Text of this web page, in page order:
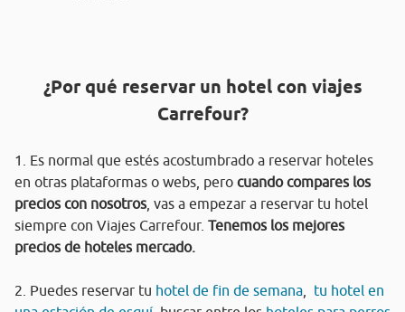
¿Por qué reservar un hotel con viajes
Carrefour?
1. Es normal que estés acostumbrado a reservar hoteles
en otras plataformas o webs, pero cuando compares los
precios con nosotros, vas a empezar a reservar tu hotel
siempre con Viajes Carrefour. Tenemos los mejores
precios de hoteles mercado.
2. Puedes reservar tu hotel de fin de semana
tu hotel en